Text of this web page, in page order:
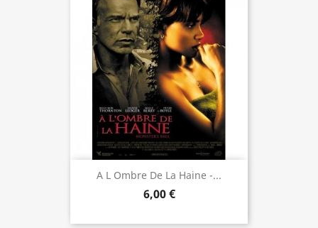
A L Ombre De La Haine -...
6,00 €